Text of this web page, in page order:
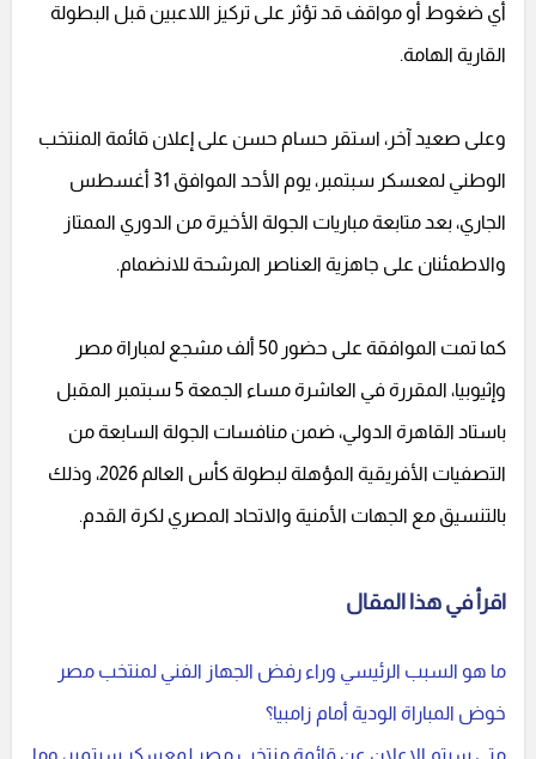
أي ضغوط أو مواقف قد تؤثر على تركيز اللاعبين قبل البطولة
القارية الهامة.
وعلى صعيد آخر، استقر حسام حسن على إعلان قائمة المنتخب
الوطني لمعسكر سبتمبر، يوم الأحد الموافق 31 أغسطس
الجاري، بعد متابعة مباريات الجولة الأخيرة من الدوري الممتاز
والاطمئنان على جاهزية العناصر المرشحة للانضمام.
كما تمت الموافقة على حضور 50 ألف مشجع لمباراة مصر
وإثيوبيا، المقررة في العاشرة مساء الجمعة 5 سبتمبر المقبل
باستاد القاهرة الدولي، ضمن منافسات الجولة السابعة من
التصفيات الأفريقية المؤهلة لبطولة كأس العالم 2026، وذلك
بالتنسيق مع الجهات الأمنية والاتحاد المصري لكرة القدم.
اقرأ في هذا المقال
ما هو السبب الرئيسي وراء رفض الجهاز الفني لمنتخب مصر
خوض المباراة الودية أمام زامبيا؟
متى سيتم الإعلان عن قائمة منتخب مصر لمعسكر سبتمبر، وما